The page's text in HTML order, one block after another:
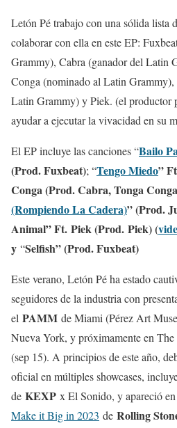
Letón Pé trabajo con una sólida lista
colaborar con ella en este EP:
Grammy), Cabra (ganador del Latin
Conga (nominado al Latin
Latin Grammy) y Piek. (el productor
ayudar a ejecutar la vivacidad en su
El EP incluye las canciones “Bailo
(Prod. Fuxbeat); “Tengo Miedo”
Conga (Prod. Cabra, Tonga
(Rompiendo La Cadera)” (Prod.
Animal” Ft. Piek (Prod. Piek) (
y “Selfish” (Prod. Fuxbeat)
Este verano, Letón Pé ha estado
seguidores de la industria con
el PAMM de Miami (Pérez Art
Nueva York, y próximamente en
(sep 15). A principios de este año,
oficial en múltiples showcases,
de KEXP x El Sonido, y apareció
Make it Big in 2023 de Rolling